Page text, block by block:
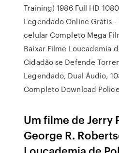
Training) 1986 Full HD
Legendado Online Grátis
celular Completo Mega
Baixar Filme Loucademia
Cidadão se Defende
Legendado, Dual Áudio,
Completo Download
Um filme de Jerry
George R.